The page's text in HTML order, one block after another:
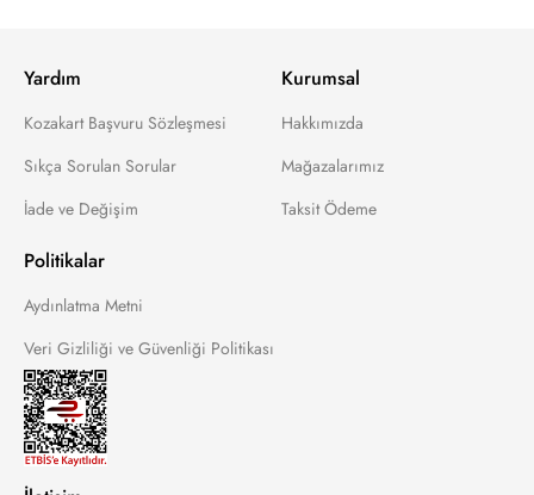
Yardım
Kozakart Başvuru Sözleşmesi
Sıkça Sorulan Sorular
İade ve Değişim
Kurumsal
Hakkımızda
Mağazalarımız
Taksit Ödeme
Politikalar
Aydınlatma Metni
Veri Gizliliği ve Güvenliği Politikası